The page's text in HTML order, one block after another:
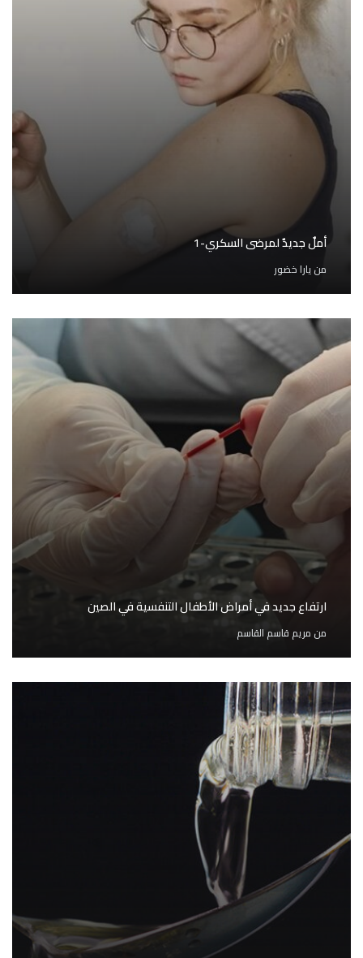
أملٌ جديدٌ لمرضى السكري-1
منيارا خضور
ارتفاع جديد في أمراض الأطفال التنفسية في الصين
من مريم قاسم القاسم